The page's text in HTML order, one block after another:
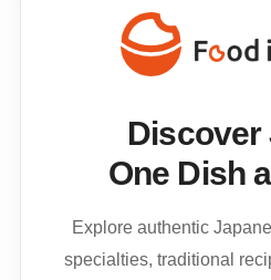
Discover
One Dish
Explore authentic
specialties, traditional